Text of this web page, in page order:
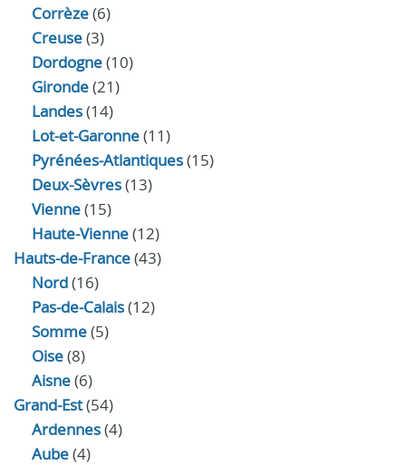
Corrèze(6)
Creuse(3)
Dordogne(10)
Gironde(21)
Landes(14)
Lot-et-Garonne(11)
Pyrénées-Atlantiques(15)
Deux-Sèvres(13)
Vienne(15)
Haute-Vienne(12)
Hauts-de-France(43)
Nord(16)
Pas-de-Calais(12)
Somme(5)
Oise(8)
Aisne(6)
Grand-Est(54)
Ardennes(4)
Aube(4)